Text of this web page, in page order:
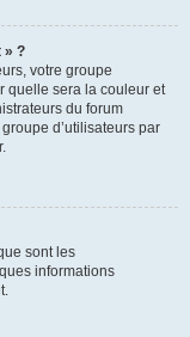
» ?
votre groupe
quelle sera la couleur et
du forum
d’utilisateurs par
sont les
informations